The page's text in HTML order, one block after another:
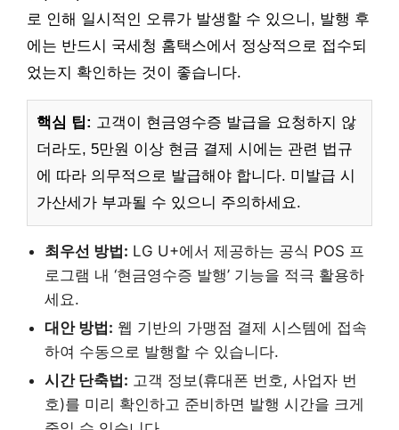
로 인해 일시적인 오류가 발생할 수 있으니, 발행 후
에는 반드시 국세청 홈택스에서 정상적으로 접수되
었는지 확인하는 것이 좋습니다.
핵심 팁: 고객이 현금영수증 발급을 요청하지 않
더라도, 5만원 이상 현금 결제 시에는 관련 법규
에 따라 의무적으로 발급해야 합니다. 미발급 시
가산세가 부과될 수 있으니 주의하세요.
최우선 방법: LG U+에서 제공하는 공식 POS 프
로그램 내 ‘현금영수증 발행’ 기능을 적극 활용하
세요.
대안 방법: 웹 기반의 가맹점 결제 시스템에 접속
하여 수동으로 발행할 수 있습니다.
시간 단축법: 고객 정보(휴대폰 번호, 사업자 번
호)를 미리 확인하고 준비하면 발행 시간을 크게